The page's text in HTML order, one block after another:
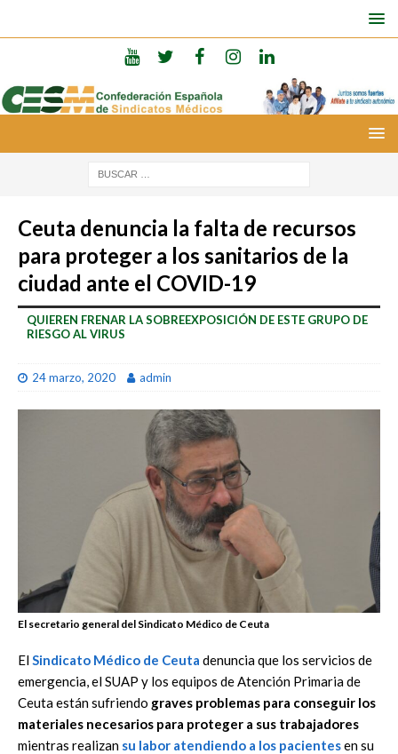
Ceuta denuncia la falta de recursos
para proteger a los sanitarios de la
ciudad ante el COVID-19
QUIEREN FRENAR LA SOBREEXPOSICIÓN DE ESTE GRUPO DE
RIESGO AL VIRUS
24 marzo, 2020 admin
El secretario general del Sindicato Médico de Ceuta
ElSindicato Médico de Ceuta denuncia que los servicios de
emergencia, el SUAP y los equipos de Atención Primaria de
Ceuta están sufriendo graves problemas para conseguir los
materiales necesarios para proteger a sus trabajadores
mientras realizan su labor atendiendo a los pacientesen su